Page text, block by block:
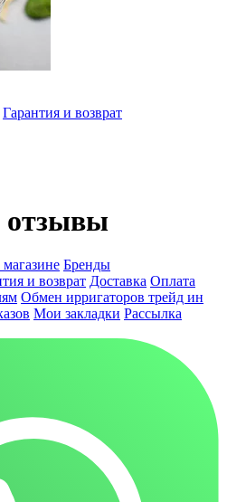
Гарантия и возврат
отзывы
Бренды
и возврат Доставка Оплата
Обмен ирригаторов трейд ин
Мои закладки Рассылка